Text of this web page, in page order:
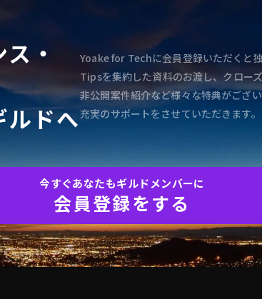
・
ルドへ
Yoake for Techに会員登録いただくと
Tipsを集約した資料のお渡し、クロー
非公開案件紹介など様々な特典がござ
充実のサポートをさせていただきます。
今すぐあなたもギルドメンバーに
会員登録をする